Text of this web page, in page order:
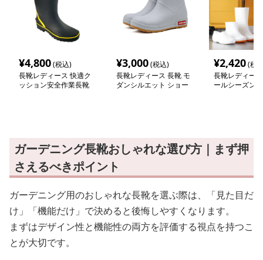
¥4,800(税込)
長靴レディース 快適ク
ッション安全作業長靴
¥3,000(税込)
長靴レディース 長靴 モ
ダンシルエット ショー
¥2,420(税
長靴レディー
ールシーズン
ガーデニング長靴おしゃれな選び方｜まず押
さえるべきポイント
ガーデニング用のおしゃれな長靴を選ぶ際は、「見た目だ
け」「機能だけ」で決めると後悔しやすくなります。
まずはデザイン性と機能性の両方を評価する視点を持つこ
とが大切です。